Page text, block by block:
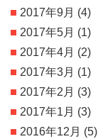
2017年9月 (4)
2017年5月 (1)
2017年4月 (2)
2017年3月 (1)
2017年2月 (3)
2017年1月 (3)
2016年12月 (5)